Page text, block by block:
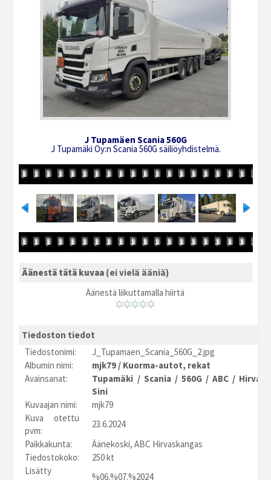
J Tupamäen Scania 560G
J Tupamäki Oy:n Scania 560G säiliöyhdistelmä.
Äänestä tätä kuvaa (ei vielä ääniä)
Äänestä liikuttamalla hiirtä
Tiedoston tiedot
Tiedostonimi:
J_Tupamaen_Scania_560G_2.jpg
Albumin nimi:
mjk79 / Kuorma-autot, rekat
Avainsanat:
Tupamäki / Scania/ 560G/ABC /
Sini
Kuvaajan nimi:
mjk79
Kuva otettu
pvm:
23.6.2024
Paikkakunta:
Äänekoski, ABC Hirvaskangas
Tiedostokoko:
250 kt
Lisätty
%06.%07.%2024